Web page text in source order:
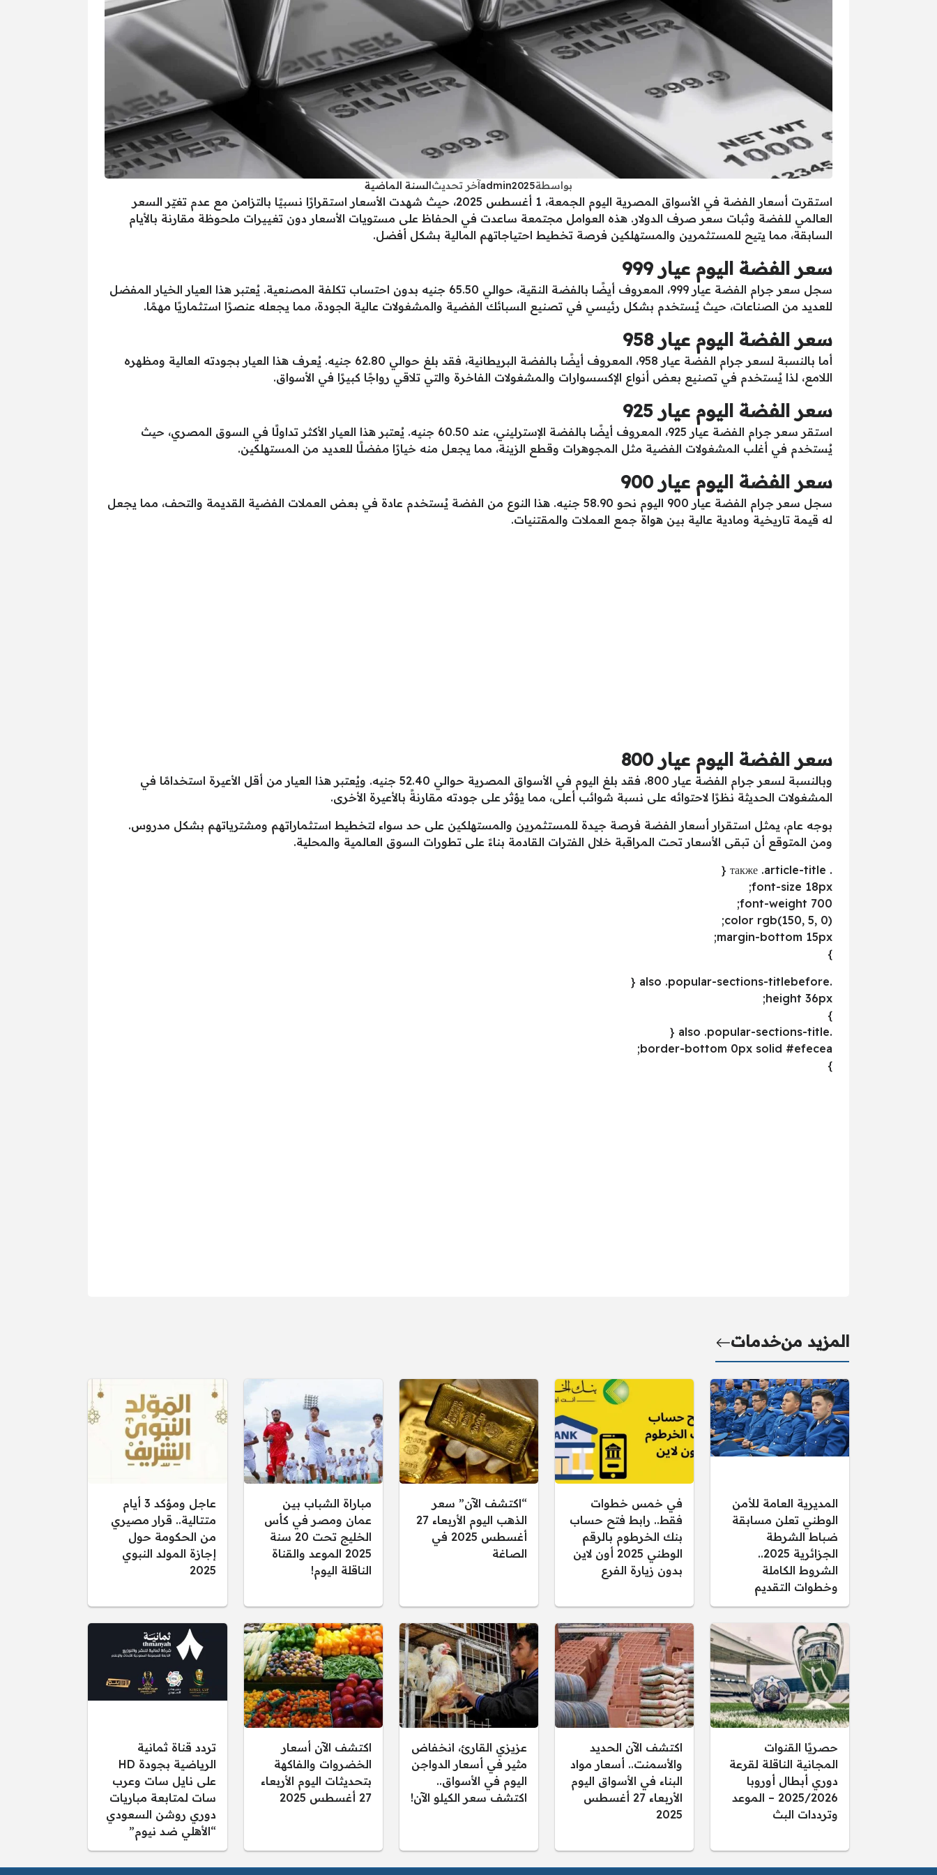
بواسطةadmin2025آخر تحديثالسنة الماضية
استقرت أسعار الفضة في الأسواق المصرية اليوم الجمعة، 1 أغسطس 2025، حيث شهدت الأسعار استقرارًا نسبيًا بالتزامن مع عدم تغيّر السعر
العالمي للفضة وثبات سعر صرف الدولار. هذه العوامل مجتمعة ساعدت في الحفاظ على مستويات الأسعار دون تغييرات ملحوظة مقارنة بالأيام
السابقة، مما يتيح للمستثمرين والمستهلكين فرصة تخطيط احتياجاتهم المالية بشكل أفضل.
سعر الفضة اليوم عيار 999
سجل سعر جرام الفضة عيار 999، المعروف أيضًا بالفضة النقية، حوالي 65.50 جنيه بدون احتساب تكلفة المصنعية. يُعتبر هذا العيار الخيار المفضل
للعديد من الصناعات، حيث يُستخدم بشكل رئيسي في تصنيع السبائك الفضية والمشغولات عالية الجودة، مما يجعله عنصرًا استثماريًا مهمًا.
سعر الفضة اليوم عيار 958
أما بالنسبة لسعر جرام الفضة عيار 958، المعروف أيضًا بالفضة البريطانية، فقد بلغ حوالي 62.80 جنيه. يُعرف هذا العيار بجودته العالية ومظهره
اللامع، لذا يُستخدم في تصنيع بعض أنواع الإكسسوارات والمشغولات الفاخرة والتي تلاقي رواجًا كبيرًا في الأسواق.
سعر الفضة اليوم عيار 925
استقر سعر جرام الفضة عيار 925، المعروف أيضًا بالفضة الإسترليني، عند 60.50 جنيه. يُعتبر هذا العيار الأكثر تداولًا في السوق المصري، حيث
يُستخدم في أغلب المشغولات الفضية مثل المجوهرات وقطع الزينة، مما يجعل منه خيارًا مفضلًا للعديد من المستهلكين.
سعر الفضة اليوم عيار 900
سجل سعر جرام الفضة عيار 900 اليوم نحو 58.90 جنيه. هذا النوع من الفضة يُستخدم عادة في بعض العملات الفضية القديمة والتحف، مما يجعل
له قيمة تاريخية ومادية عالية بين هواة جمع العملات والمقتنيات.
سعر الفضة اليوم عيار 800
وبالنسبة لسعر جرام الفضة عيار 800، فقد بلغ اليوم في الأسواق المصرية حوالي 52.40 جنيه. ويُعتبر هذا العيار من أقل الأعيرة استخدامًا في
المشغولات الحديثة نظرًا لاحتوائه على نسبة شوائب أعلى، مما يؤثر على جودته مقارنةً بالأعيرة الأخرى.
بوجه عام، يمثل استقرار أسعار الفضة فرصة جيدة للمستثمرين والمستهلكين على حد سواء لتخطيط استثماراتهم ومشترياتهم بشكل مدروس.
ومن المتوقع أن تبقى الأسعار تحت المراقبة خلال الفترات القادمة بناءً على تطورات السوق العالمية والمحلية.
. также .article-title {
font-size 18px;
font-weight 700;
color rgb(150, 5, 0);
margin-bottom 15px;
}
.also .popular-sections-titlebefore {
height 36px;
}
.also .popular-sections-title {
border-bottom 0px solid #efecea;
}
المزيد منخدمات
المديرية العامة للأمن
الوطني تعلن مسابقة
ضباط الشرطة
الجزائرية 2025..
الشروط الكاملة
وخطوات التقديم
في خمس خطوات
فقط.. رابط فتح حساب
بنك الخرطوم بالرقم
الوطني 2025 أون لاين
بدون زيارة الفرع
“اكتشف الآن” سعر
الذهب اليوم الأربعاء 27
أغسطس 2025 في
الصاغة
مباراة الشباب بين
عمان ومصر في كأس
الخليج تحت 20 سنة
2025 الموعد والقناة
الناقلة اليوم!
عاجل ومؤكد 3 أيام
متتالية.. قرار مصيري
من الحكومة حول
إجازة المولد النبوي
2025
حصريًا القنوات
المجانية الناقلة لقرعة
دوري أبطال أوروبا
2025/2026 – الموعد
وترددات البث
اكتشف الآن الحديد
والأسمنت.. أسعار مواد
البناء في الأسواق اليوم
الأربعاء 27 أغسطس
2025
عزيزي القارئ، انخفاض
مثير في أسعار الدواجن
اليوم في الأسواق..
اكتشف سعر الكيلو الآن!
اكتشف الآن أسعار
الخضروات والفاكهة
بتحديثات اليوم الأربعاء
27 أغسطس 2025
تردد قناة ثمانية
الرياضية بجودة HD
على نايل سات وعرب
سات لمتابعة مباريات
دوري روشن السعودي
“الأهلي ضد نيوم”